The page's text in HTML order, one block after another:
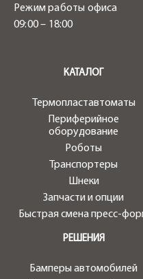
Режим работы офиса
09:00 – 18:00
КАТАЛОГ
Термопластавтоматы
Периферийное
оборудование
Роботы
Транспортеры
Шнеки
Запчасти и опции
Быстрая смена пресс-
РЕШЕНИЯ
Бамперы автомобилей